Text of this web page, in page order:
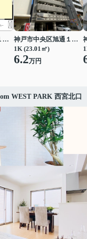
西宮市山口町中野１丁目
神戸市中央区旭通１丁目
1K (23.01㎡)
6.2万円
WEST PARK 西宮北口